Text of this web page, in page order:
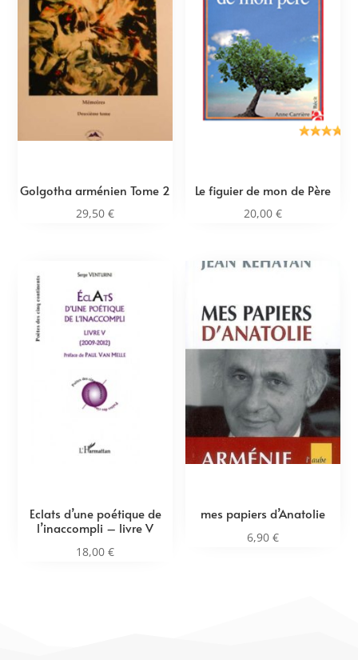
Golgotha arménien Tome 2
29,50€
Le figuier de mon de Père
20,00 €
Eclats d’une poétique de
l’inaccompli – livre V
18,00€
mes papiers d’Anatolie
6,90 €